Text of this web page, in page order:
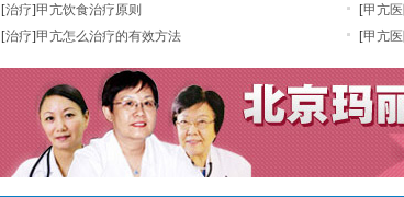
[治疗]甲亢饮食治疗原则
[治疗]甲亢怎么治疗的有效方法
[甲亢
[甲亢